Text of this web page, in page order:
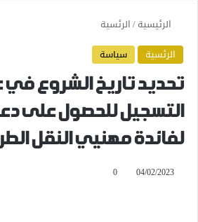
الرئيسية/الرئسية
الرئسية
سياسة
تحديد تاريخ الشروع في
التسجيل للحصول على
لفائدة مهنيي النقل
04/02/2023
0